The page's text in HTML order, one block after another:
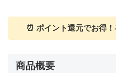
⏰ ポイント還元でお得！
商品概要